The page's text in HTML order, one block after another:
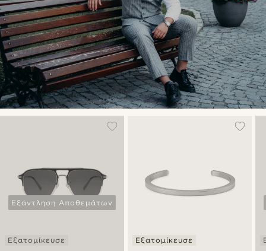
Εξάντληση Αποθεμάτων
Εξατομίκευσε Εξατομίκευσε